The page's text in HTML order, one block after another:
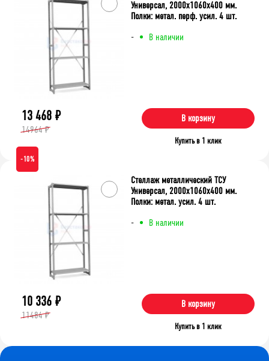
- В наличии
Универсал, 2000x1060x400 мм.
Полки: метал. перф. усил. 4 шт.
13 468 ₽
14964 ₽
В корзину
Купить в 1 клик
-10%
- В наличии
Стеллаж металлический ТСУ
Универсал, 2000x1060x400 мм.
Полки: метал. усил. 4 шт.
10 336 ₽
11484 ₽
В корзину
Купить в 1 клик